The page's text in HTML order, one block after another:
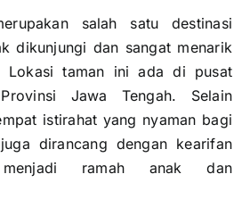
salah satu destinasi
dikunjungi dan sangat menarik
Lokasi taman ini ada di pusat
Jawa Tengah. Selain
istirahat yang nyaman bagi
dirancang dengan kearifan
ramah anak dan